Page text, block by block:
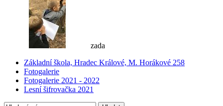
zada
Základní škola, Hradec Králové, M. Horákové 258
Fotogalerie
Fotogalerie 2021 - 2022
Lesní šifrovačka 2021